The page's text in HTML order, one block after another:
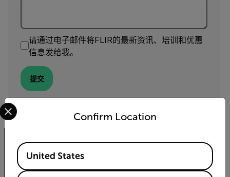
请通过电子邮件将FLIR的最新资讯、培训和优惠
信息发给我。
提交
Confirm Location
Select your preferred country and language from the
Available Locations
United States